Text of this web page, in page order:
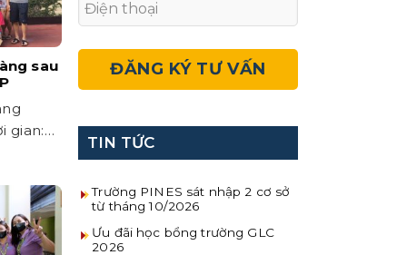
sau
gian:
TIN TỨC
Trường PINES sát nhập 2 cơ sở
từ tháng 10/2026
Ưu đãi học bổng trường GLC
2026